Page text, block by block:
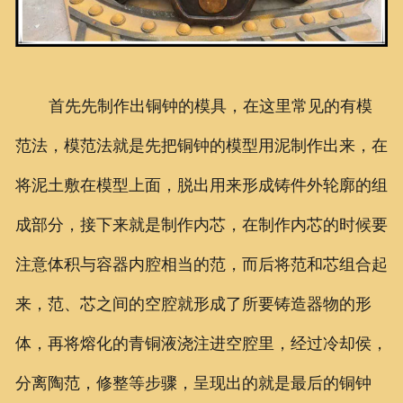
首先先制作出铜钟的模具，在这里常见的有模
范法，模范法就是先把铜钟的模型用泥制作出来，在
将泥土敷在模型上面，脱出用来形成铸件外轮廓的组
成部分，接下来就是制作内芯，在制作内芯的时候要
注意体积与容器内腔相当的范，而后将范和芯组合起
来，范、芯之间的空腔就形成了所要铸造器物的形
体，再将熔化的青铜液浇注进空腔里，经过冷却侯，
分离陶范，修整等步骤，呈现出的就是最后的铜钟